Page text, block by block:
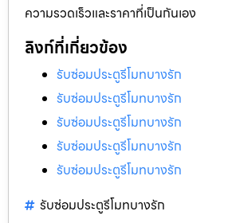
ความรวดเร็วและราคาที่เป็นกันเอง
ลิงก์ที่เกี่ยวข้อง
รับซ่อมประตูรีโมทบางรัก
รับซ่อมประตูรีโมทบางรัก
รับซ่อมประตูรีโมทบางรัก
รับซ่อมประตูรีโมทบางรัก
รับซ่อมประตูรีโมทบางรัก
รับซ่อมประตูรีโมทบางรัก